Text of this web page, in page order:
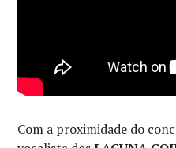
Com a proximidade do